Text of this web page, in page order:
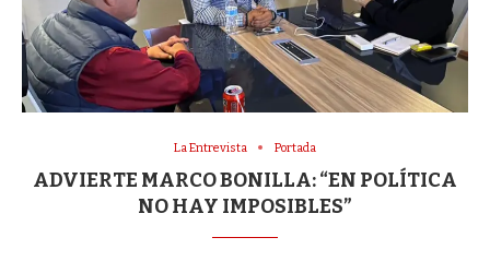
La Entrevista Portada
ADVIERTE MARCO BONILLA: “EN POLÍTICA
NO HAY IMPOSIBLES”